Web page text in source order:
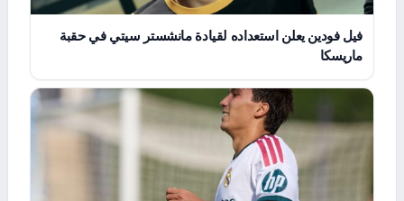
فيل فودين يعلن استعداده لقيادة مانشستر سيتي في حقبة
ماريسكا